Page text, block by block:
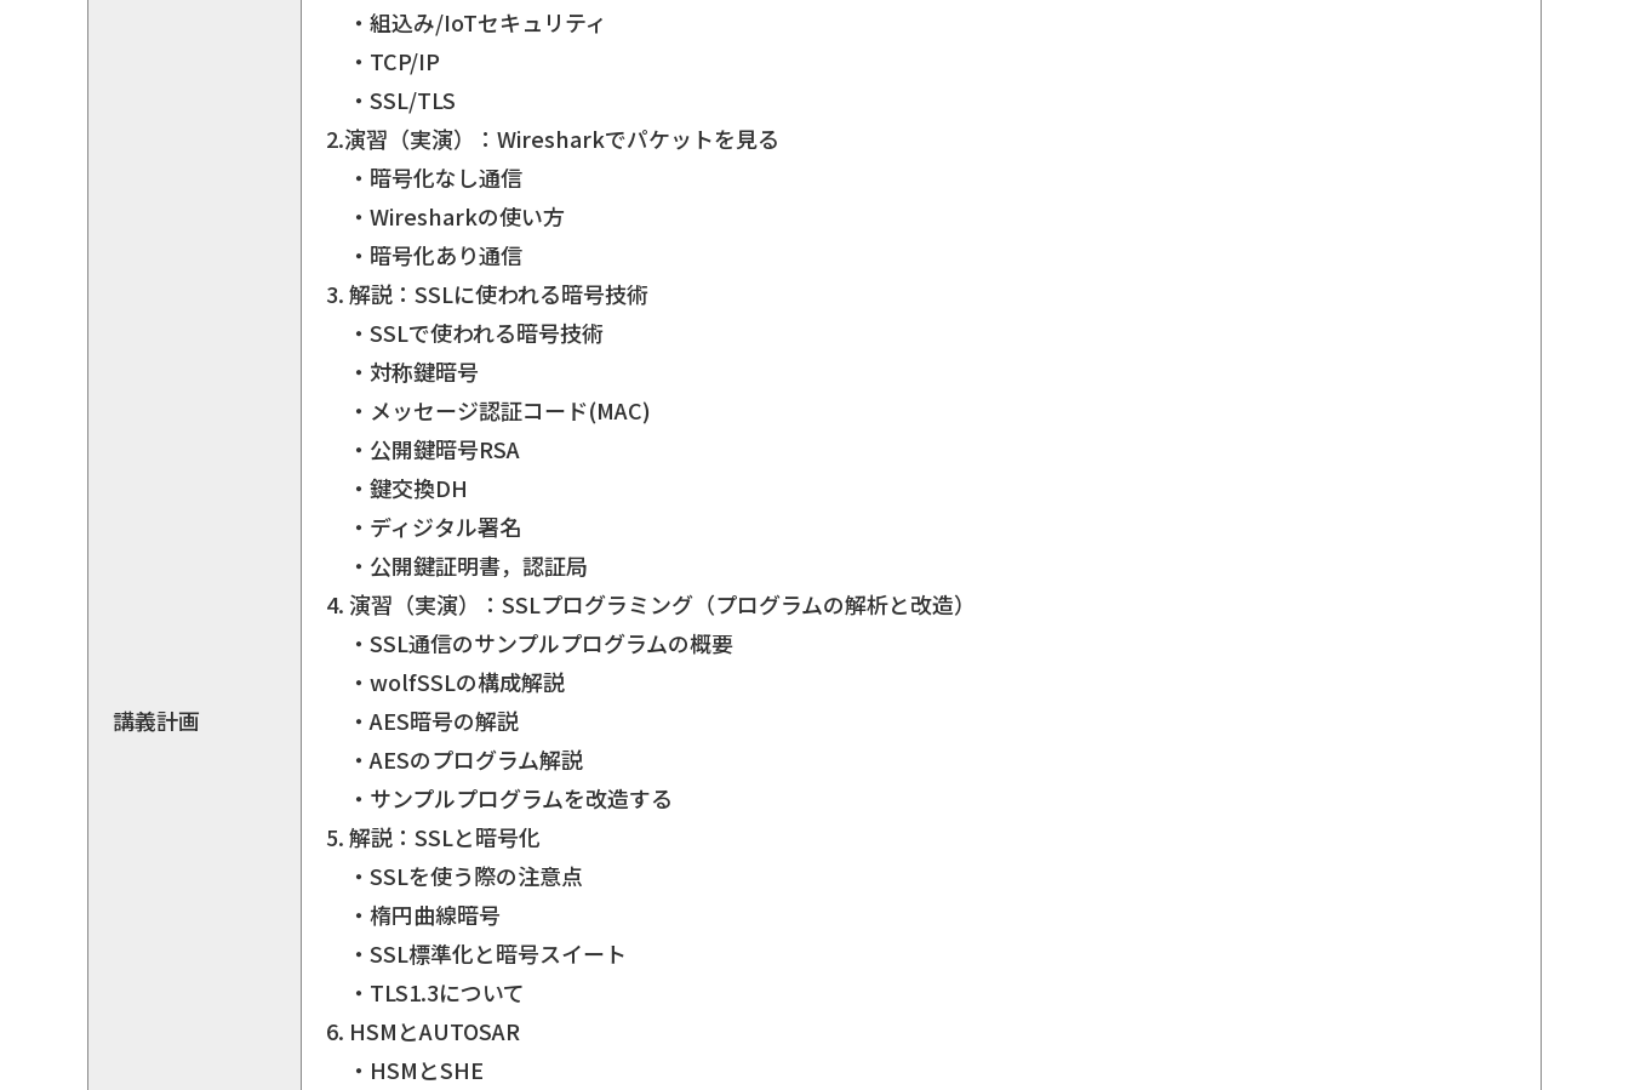
講義計画
・組込み/IoTセキュリティ
・TCP/IP
・SSL/TLS
2.演習（実演）：Wiresharkでパケットを見る
・暗号化なし通信
・Wiresharkの使い方
・暗号化あり通信
3. 解説：SSLに使われる暗号技術
・SSLで使われる暗号技術
・対称鍵暗号
・メッセージ認証コード(MAC)
・公開鍵暗号RSA
・鍵交換DH
・ディジタル署名
・公開鍵証明書，認証局
4. 演習（実演）：SSLプログラミング（プログラムの解析と改造）
・SSL通信のサンプルプログラムの概要
・wolfSSLの構成解説
・AES暗号の解説
・AESのプログラム解説
・サンプルプログラムを改造する
5. 解説：SSLと暗号化
・SSLを使う際の注意点
・楕円曲線暗号
・SSL標準化と暗号スイート
・TLS1.3について
6. HSMとAUTOSAR
・HSMとSHE